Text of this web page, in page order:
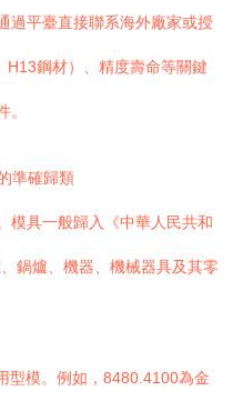
過平臺直接聯系海外廠家或授
鋼材）、精度壽命等關鍵
準確歸類
模具一般歸入《中華人民共和
鍋爐、機器、機械器具及其零
型模。例如，8480.4100為金